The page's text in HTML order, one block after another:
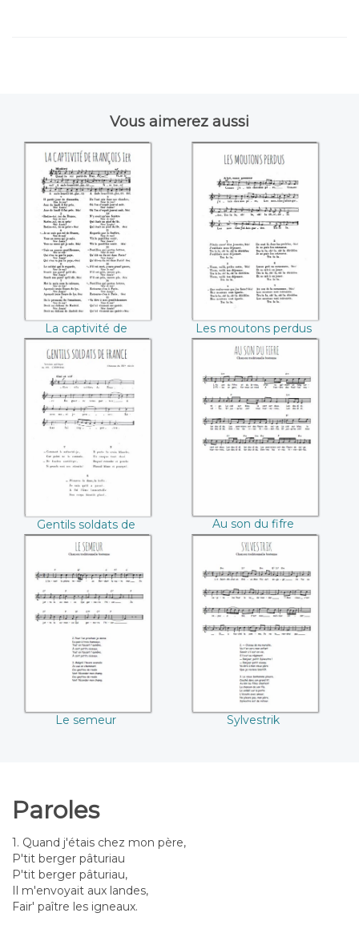
Vous aimerez aussi
La captivité de
François Premier
La captivité de
François Premier
Les moutons
perdus
Les moutons perdus
Gentils soldats de
France
Gentils soldats de
France
Au son du fifre
Au son du fifre
Le semeur
Le semeur
Sylvestrik
Sylvestrik
Paroles
1. Quand j'étais chez mon père,
P'tit berger pâturiau
P'tit berger pâturiau,
Il m'envoyait aux landes,
Fair' paître les igneaux.